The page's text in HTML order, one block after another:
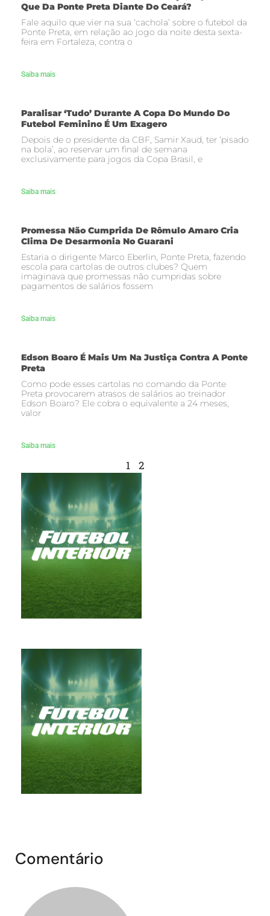
Que Da Ponte Preta Diante Do Ceará?
Fale aquilo que vier na sua ‘cachola’ sobre o futebol da
Ponte Preta, em relação ao jogo da noite desta sexta-
feira em Fortaleza, contra o
Saiba mais
Paralisar ‘tudo’ Durante A Copa Do Mundo Do
Futebol Feminino É Um Exagero
Depois de o presidente da CBF, Samir Xaud, ter ‘pisado
na bola’, ao reservar um final de semana
exclusivamente para jogos da Copa Brasil, e
Saiba mais
Promessa Não Cumprida De Rômulo Amaro Cria
Clima De Desarmonia No Guarani
Estaria o dirigente Marco Eberlin, Ponte Preta, fazendo
escola para cartolas de outros clubes? Quem
imaginava que promessas não cumpridas sobre
pagamentos de salários fossem
Saiba mais
Edson Boaro É Mais Um Na Justiça Contra A Ponte
Preta
Como pode esses cartolas no comando da Ponte
Preta provocarem atrasos de salários ao treinador
Edson Boaro? Ele cobra o equivalente a 24 meses,
valor
Saiba mais
1 2
Comentário